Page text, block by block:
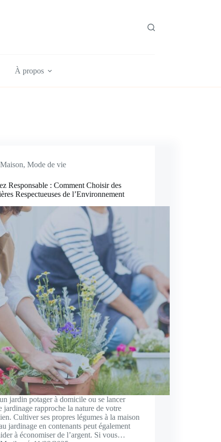
À propos
Maison,Mode de vie
Responsable : Comment Choisir des
Respectueuses de l’Environnement
jardin potager à domicile ou se lancer
jardinage rapproche la nature de votre
Cultiver ses propres légumes à la maison
jardinage en contenants peut également
à économiser de l’argent. Si vous…